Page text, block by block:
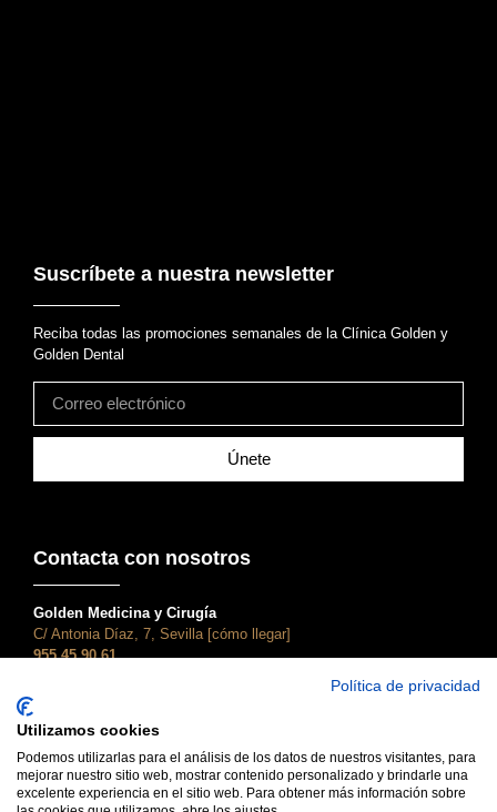
Suscríbete a nuestra newsletter
Reciba todas las promociones semanales de la Clínica Golden y
Golden Dental
Únete
Contacta con nosotros
Golden Medicina y Cirugía
C/ Antonia Díaz, 7, Sevilla [cómo llegar]
955 45 90 61
C/ Adriano, 28, Sevilla [cómo llegar]
955 45 90 61
dental@clinicagolden.com
Política de privacidad
Utilizamos cookies
Podemos utilizarlas para el análisis de los datos de nuestros visitantes, para
mejorar nuestro sitio web, mostrar contenido personalizado y brindarle una
excelente experiencia en el sitio web. Para obtener más información sobre